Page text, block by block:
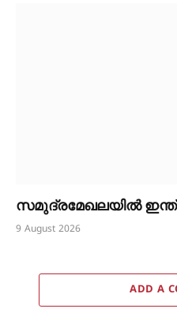
സമുദ്രമേഖലയിൽ
9 August 2026
ADD A